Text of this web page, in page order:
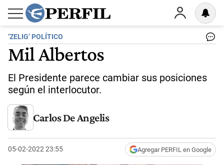
‘ZELIG’ POLÍTICO
Mil Albertos
El Presidente parece cambiar sus posiciones
según el interlocutor.
Carlos De Angelis
05-02-2022 23:55 Agregar PERFIL en Google